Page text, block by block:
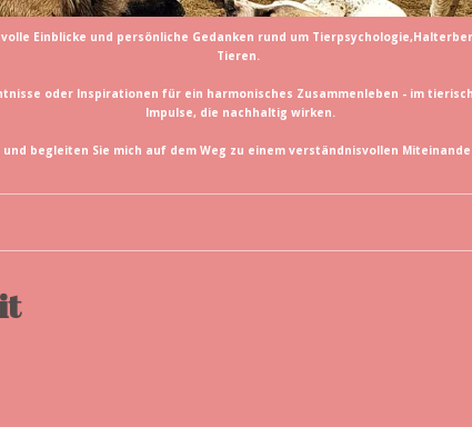
Einblicke und persönliche Gedanken rund um
Tieren.
oder Inspirationen für ein harmonisches Zusammenleben - im
Impulse, die nachhaltig wirken.
und begleiten Sie mich auf dem Weg zu einem verständnisvollen